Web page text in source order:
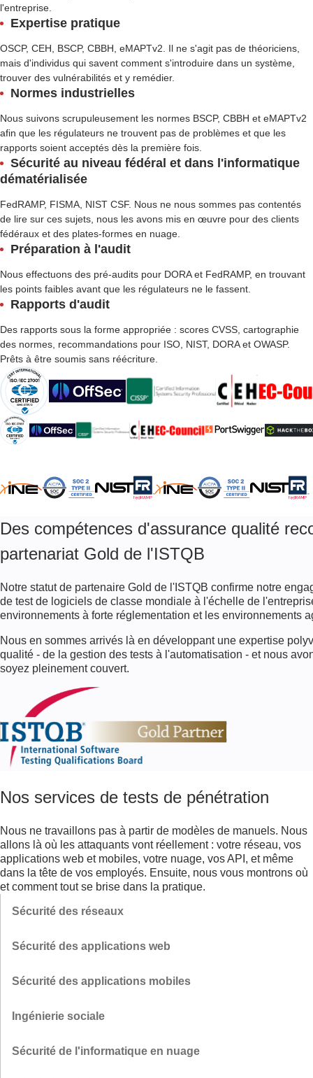
l'entreprise.
Expertise pratique
OSCP, CEH, BSCP, CBBH, eMAPTv2. Il ne s'agit pas de théoriciens,
mais d'individus qui savent comment s'introduire dans un système,
trouver des vulnérabilités et y remédier.
Normes industrielles
Nous suivons scrupuleusement les normes BSCP, CBBH et eMAPTv2
afin que les régulateurs ne trouvent pas de problèmes et que les
rapports soient acceptés dès la première fois.
Sécurité au niveau fédéral et dans l'informatique
dématérialisée
FedRAMP, FISMA, NIST CSF. Nous ne nous sommes pas contentés
de lire sur ces sujets, nous les avons mis en œuvre pour des clients
fédéraux et des plates-formes en nuage.
Préparation à l'audit
Nous effectuons des pré-audits pour DORA et FedRAMP, en trouvant
les points faibles avant que les régulateurs ne le fassent.
Rapports d'audit
Des rapports sous la forme appropriée : scores CVSS, cartographie
des normes, recommandations pour ISO, NIST, DORA et OWASP.
Prêts à être soumis sans réécriture.
Des compétences d'assurance qualité
partenariat Gold de l'ISTQB
Notre statut de partenaire Gold de l'ISTQB confirme notre
de test de logiciels de classe mondiale à l'échelle de
environnements à forte réglementation et les environnements
Nous en sommes arrivés là en développant une expertise
qualité - de la gestion des tests à l'automatisation - et nous
soyez pleinement couvert.
Nos services de tests de pénétration
Nous ne travaillons pas à partir de modèles de manuels. Nous
allons là où les attaquants vont réellement : votre réseau, vos
applications web et mobiles, votre nuage, vos API, et même
dans la tête de vos employés. Ensuite, nous vous montrons où
et comment tout se brise dans la pratique.
Sécurité des réseaux
Belle à l'extérieur. Mais à l'intérieur ? Des dispositifs oubliés, des
d'autres attaques réelles afin que vous puissiez voir comment votre
mais au combat.
Sécurité des applications web
Injections, XSS, failles d'autorisation, bogues logiques. Nous ne
complète des risques, et pas seulement des recommandations de
Sécurité des applications mobiles
Une interface soignée ne signifie rien. À l'intérieur, il peut y avoir du
nous vous montrons où vous avez peut-être déjà été compromis.
Ingénierie sociale
Le point le plus faible est humain. Nous modélisons des scénarios
Sécurité de l'informatique en nuage